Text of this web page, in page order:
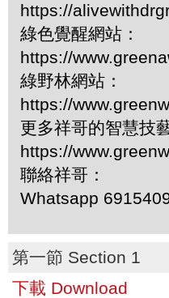
https://
綠色覺醒網站：
https://
綠野林網站：
https://
更多祥哥的智慧技
https://
聯絡祥哥：
Whatsapp
第一節 Section 1
下載 Download